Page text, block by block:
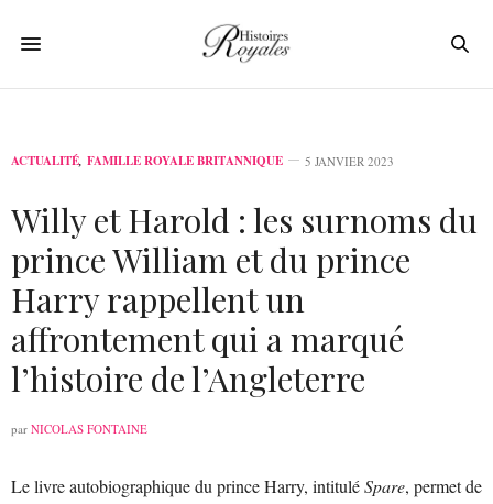
ACTUALITÉ, FAMILLE ROYALE BRITANNIQUE 5 JANVIER 2023
Willy et Harold : les surnoms du
prince William et du prince
Harry rappellent un
affrontement qui a marqué
l’histoire de l’Angleterre
par NICOLAS FONTAINE
Le livre autobiographique du prince Harry, intituléSpare, permet de